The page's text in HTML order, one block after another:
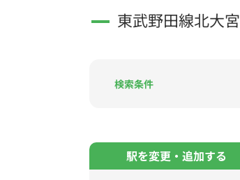
東武野田線北大宮
検索条件
駅を変更・追加する